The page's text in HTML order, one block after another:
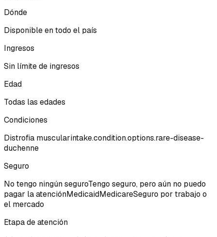
Dónde
Disponible en todo el país
Ingresos
Sin límite de ingresos
Edad
Todas las edades
Condiciones
Distrofia muscularintake.condition.options.rare-disease-
duchenne
Seguro
No tengo ningún seguroTengo seguro, pero aún no puedo
pagar la atenciónMedicaidMedicareSeguro por trabajo o
el mercado
Etapa de atención